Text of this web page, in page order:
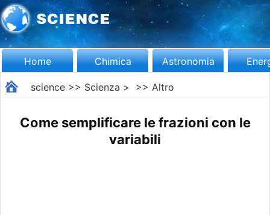
Home Chimica Astronomia
science>> Scienza > >> Altro
Come semplificare le frazioni con le
variabili